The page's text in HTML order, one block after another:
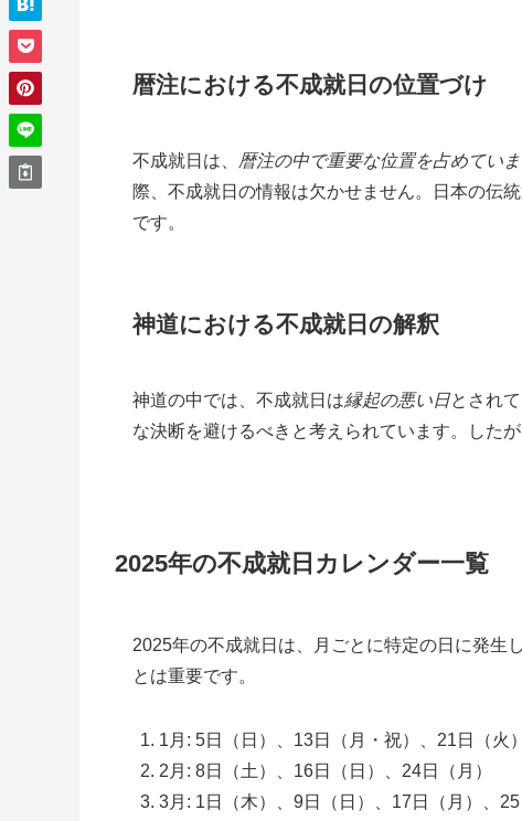
暦注における不成就日の位置づけ
不成就日は、 暦注の中で重要な位置を占めてい
際、不成就日の情報は欠かせません。日本の伝
です。
神道における不成就日の解釈
神道の中では、不成就日は縁起の悪い日とされ
な決断を避けるべきと考えられています。したが
2025年の不成就日カレンダー一覧
2025年の不成就日は、月ごとに特定の日に発生し
とは重要です。
1月: 5日（日）、13日（月・祝）、21日（火
2月: 8日（土）、16日（日）、24日（月）
3月: 1日（木）、9日（日）、17日（月）、25